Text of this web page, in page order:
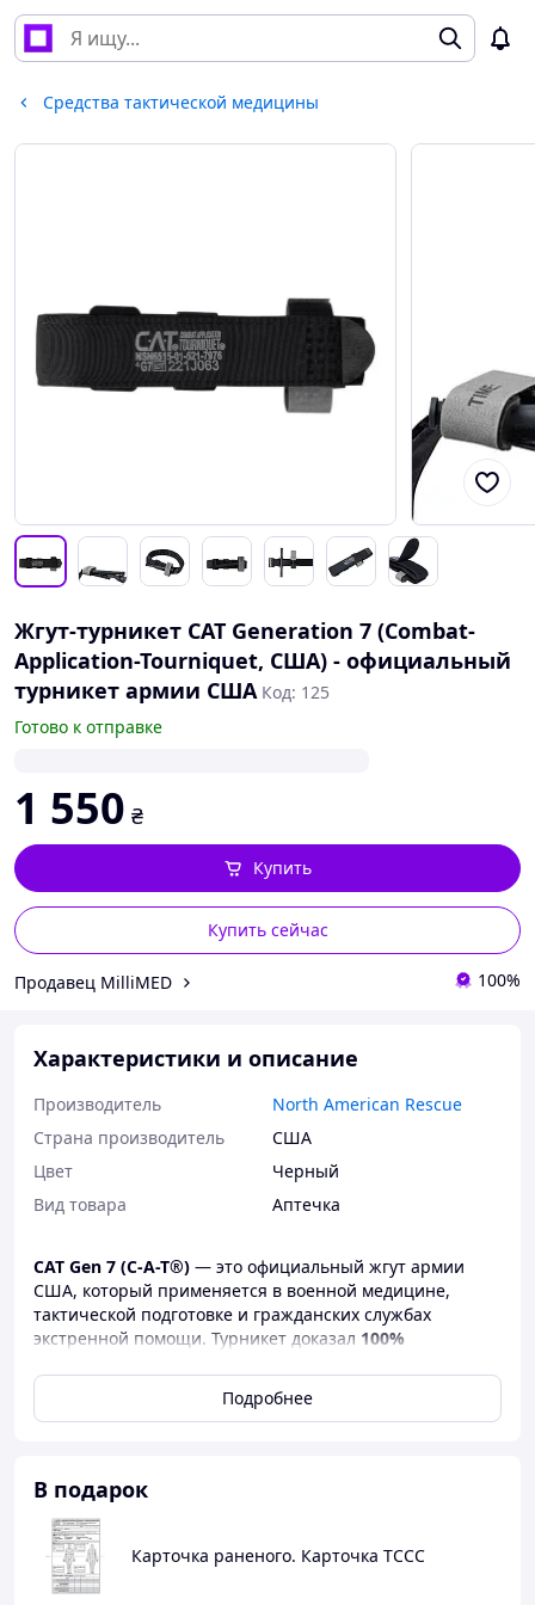
Средства тактической медицины
Жгут-турникет CAT Generation 7 (Combat-
Application-Tourniquet, США) - официальный
турникет армии США Код: 125
Готово к отправке
1 550 ₴
Купить сейчас
Купить
Продавец MilliMED 100%
Характеристики и описание
Производитель
North American Rescue
Страна производитель
США
Цвет
Черный
Вид товара
Аптечка
CAT Gen 7 (C-A-T®) — это официальный жгут армии
США, который применяется в военной медицине,
тактической подготовке и гражданских службах
экстренной помощи. Турникет доказал 100%
нижних конечностей
, что подтверждено Институтом
хирургических исследований армии США.
раненным (CoTCCC).
🔥 Преимущества и особенности CAT Gen 7:
✅ Официально используется армией США и
Подробнее
В подарок
Карточка раненого. Карточка TCCC